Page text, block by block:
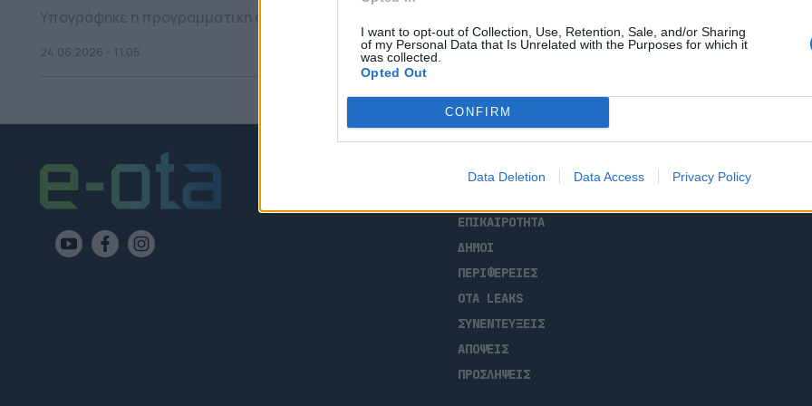
I want to opt-out of Collection, Use, Retention, Sale, and/or Sharing
of my Personal Data that Is Unrelated with the Purposes for which it
was collected.
Opted Out
CONFIRM
Data Deletion Data Access Privacy Policy
24.06.2026 - 11.05
ΑΡΧΙΚΗ
ΕΠΙΚΑΙΡΟΤΗΤΑ
ΔΗΜΟΙ
ΠΕΡΙΦΕΡΕΙΕΣ
OTA LEAKS
ΣΥΝΕΝΤΕΥΞΕΙΣ
ΑΠΟΨΕΙΣ
ΠΡΟΣΛΗΨΕΙΣ